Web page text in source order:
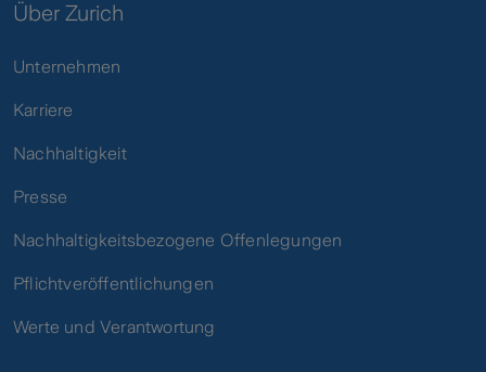
Über Zurich
Unternehmen
Karriere
Nachhaltigkeit
Presse
Nachhaltigkeitsbezogene Offenlegungen
Pflichtveröffentlichungen
Werte und Verantwortung